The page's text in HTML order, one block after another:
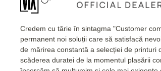
Credem cu tărie în sintagma "Customer
permanent noi soluții care să satisfacă
de mărirea constantă a selecției de printuri
scăderea duratei de la momentul plasării